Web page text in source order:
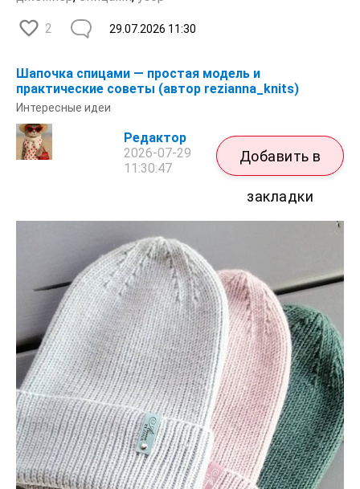
2 29.07.2026 11:30
Шапочка спицами — простая модель и
практические советы (автор rezianna_knits)
Интересные идеи
Редактор
2026-07-29
11:30:47
Добавить в
закладки